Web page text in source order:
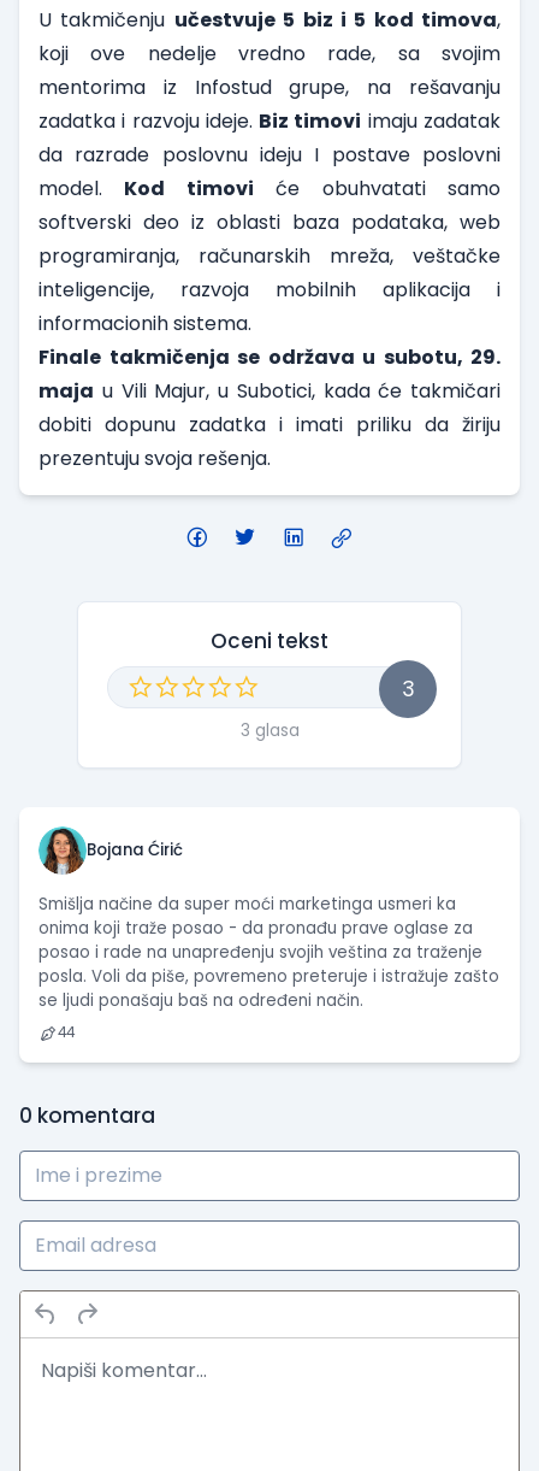
U takmičenju učestvuje 5 biz i 5 kod timova,
koji ove nedelje vredno rade, sa svojim
mentorima iz Infostud grupe, na rešavanju
zadatka i razvoju ideje. Biz timovi imaju zadatak
da razrade poslovnu ideju I postave poslovni
model. Kod timovi će obuhvatati samo
softverski deo iz oblasti baza podataka, web
programiranja, računarskih mreža, veštačke
inteligencije, razvoja mobilnih aplikacija i
informacionih sistema.
Finale takmičenja se održava u subotu, 29.
maja u Vili Majur, u Subotici, kada će takmičari
dobiti dopunu zadatka i imati priliku da žiriju
prezentuju svoja rešenja.
Oceni tekst
3
3 glasa
Bojana Ćirić
Smišlja načine da super moći marketinga usmeri ka
onima koji traže posao - da pronađu prave oglase za
posao i rade na unapređenju svojih veština za traženje
posla. Voli da piše, povremeno preteruje i istražuje zašto
se ljudi ponašaju baš na određeni način.
44
0 komentara